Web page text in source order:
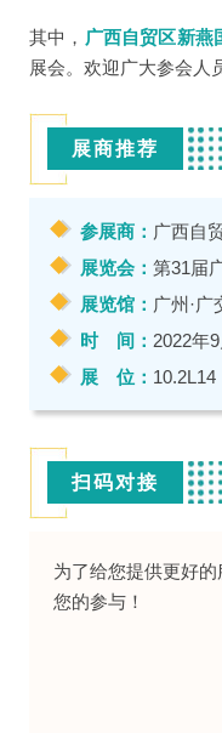
其中， 广西自贸区新燕
展会。欢迎广大参会人
展商推荐
参展商： 广西自
展览会： 第31届
展览馆： 广州·广
时 间： 2022年
展 位： 10.2L14
扫码对接
为了给您提供更好
您的参与！